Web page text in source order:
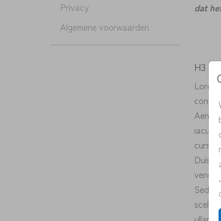
Privacy
Algemene voorwaarden
dat
H3
Lorem
iaculis
Duis
Sed